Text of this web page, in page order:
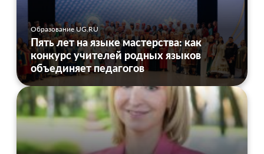
Образование UG.RU
Пять лет на языке мастерства: как
конкурс учителей родных языков
объединяет педагогов